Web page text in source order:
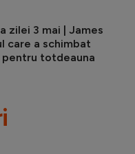
zilei 3 mai | James
care a schimbat
totdeauna